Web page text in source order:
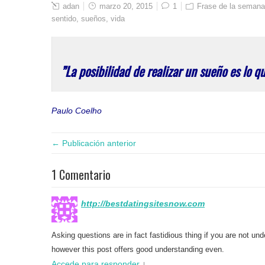
adan marzo 20, 2015 1
Frase de la semana
sentido, sueños, vida
”La posibilidad de realizar un sueño es lo
Paulo Coelho
← Publicación anterior
1 Comentario
http://bestdatingsitesnow.com
Asking questions are in fact fastidious thing if you are not
however this post offers good understanding even.